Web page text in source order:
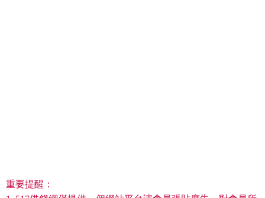
重要提醒：